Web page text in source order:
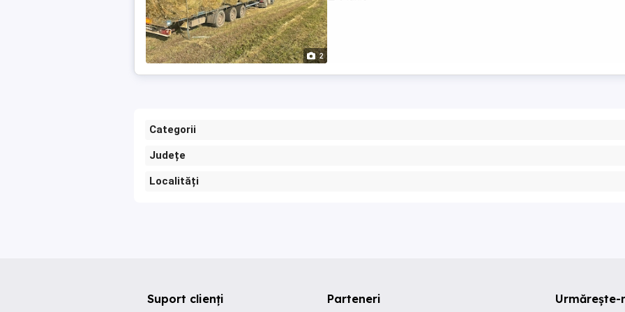
2
Categorii
Județe
Localități
Urmărește-
Suport clienți Parteneri